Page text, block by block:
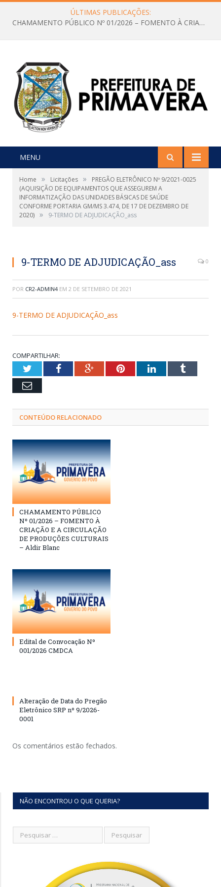
ÚLTIMAS PUBLICAÇÕES:
CHAMAMENTO PÚBLICO Nº 01/2026 – FOMENTO À CRIAÇÃO E A CIRCULAÇÃO DE PRODUÇÕES CULTURAIS – Aldir Blanc
MENU
Home » Licitações »
PREGÃO ELETRÔNICO Nº 9/2021-0025
(AQUISIÇÃO DE EQUIPAMENTOS QUE ASSEGUREM A
INFORMATIZAÇÃO DAS UNIDADES BÁSICAS DE SAÚDE
CONFORME PORTARIA GM/MS 3.474, DE 17 DE DEZEMBRO DE
2020) » 9-TERMO DE ADJUDICAÇÃO_ass
9-TERMO DE ADJUDICAÇÃO_ass 0
POR CR2-ADMIN4 EM 2 DE SETEMBRO DE 2021
9-TERMO DE ADJUDICAÇÃO_ass
COMPARTILHAR:
TwitterFacebookGoogle+PinterestLinkedInTumblr
Email
CONTEÚDO RELACIONADO
CHAMAMENTO PÚBLICO
Nº 01/2026 – FOMENTO À
CRIAÇÃO E A CIRCULAÇÃO
DE PRODUÇÕES CULTURAIS
– Aldir Blanc
Edital de Convocação Nº
001/2026 CMDCA
Alteração de Data do Pregão
Eletrônico SRP nº 9/2026-
0001
Os comentários estão fechados.
NÃO ENCONTROU O QUE QUERIA?